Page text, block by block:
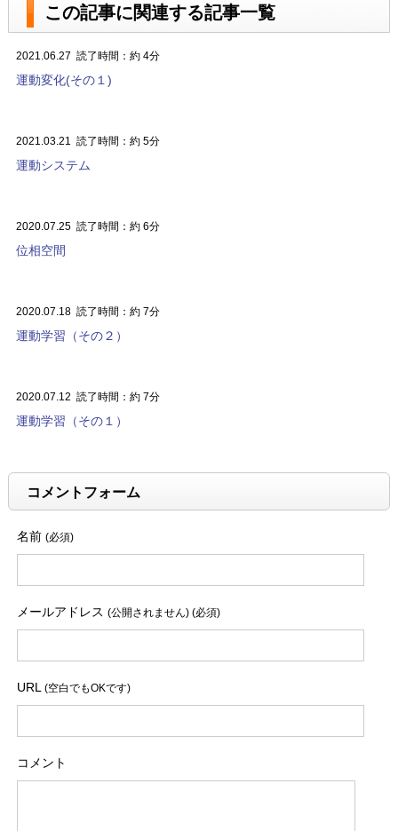
この記事に関連する記事一覧
2021.06.27 読了時間：約 4分
運動変化(その１)
2021.03.21 読了時間：約 5分
運動システム
2020.07.25 読了時間：約 6分
位相空間
2020.07.18 読了時間：約 7分
運動学習（その２）
2020.07.12 読了時間：約 7分
運動学習（その１）
コメントフォーム
名前 (必須)
メールアドレス (公開されません) (必須)
URL (空白でもOKです)
コメント